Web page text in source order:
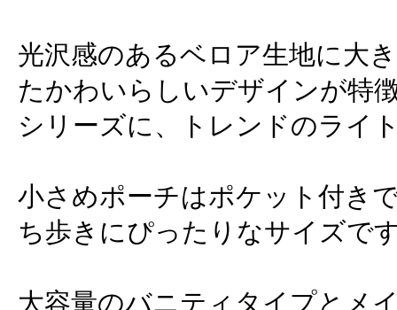
光沢感のあるベロア生地に大
たかわいらしいデザインが特
シリーズに、トレンドのライ
小さめポーチはポケット付き
ち歩きにぴったりなサイズで
大容量のバニティタイプとメ